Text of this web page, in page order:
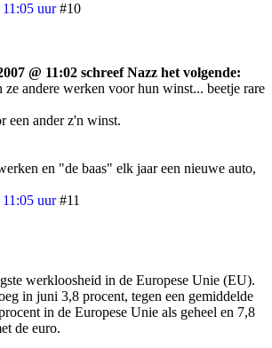
uur #10
@ 11:02 schreef Nazz het volgende:
andere werken voor hun winst... beetje rare
een ander z'n winst.
en "de baas" elk jaar een nieuwe auto,
uur #11
werkloosheid in de Europese Unie (EU).
in juni 3,8 procent, tegen een gemiddelde
in de Europese Unie als geheel en 7,8
de euro.